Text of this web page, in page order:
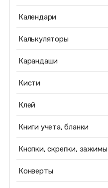
Календари
Калькуляторы
Карандаши
Кисти
Клей
Книги учета, бланки
Кнопки, скрепки, зажимы
Конверты